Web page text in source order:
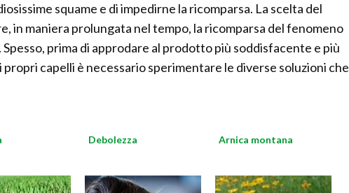
squame e di impedirne la ricomparsa. La scelta del
in maniera prolungata nel tempo, la ricomparsa del fenomeno
prima di approdare al prodotto più soddisfacente e più
capelli è necessario sperimentare le diverse soluzioni che
Debolezza Arnica montana